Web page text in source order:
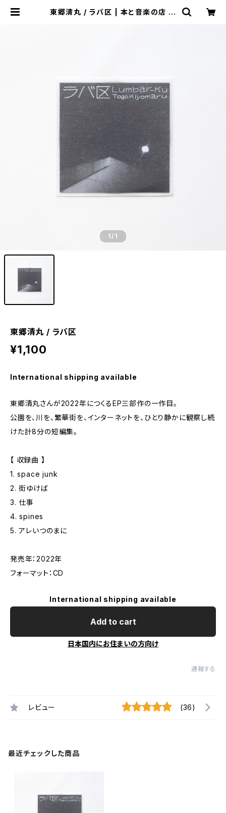
東郷清丸 / ラバ区 | 本と音楽の店 つ
1/1
東郷清丸 / ラバ区
¥1,100
International shipping available
東郷清丸さんが2022年につくるEP三部作の一作目。
公園を、川を、繁華街を、インターネットを、ひとり静かに観察し続
けた計8分の短編集。
【 収録曲 】
1. space junk
2. 街ゆけば
3. 仕事
4. spines
5. アレいつのまに
発売年：2022年
フォーマット：CD
International shipping available
Add to cart
日本国内にお住まいの方向け
通報する
レビュー (36)
最近チェックした商品